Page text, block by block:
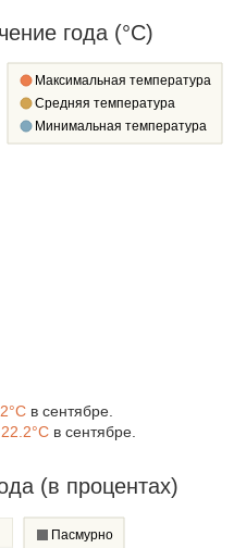
года (°C)
Максимальная температура
Средняя температура
Минимальная температура
в сентябре.
22.2°C в сентябре.
(в процентах)
Пасмурно